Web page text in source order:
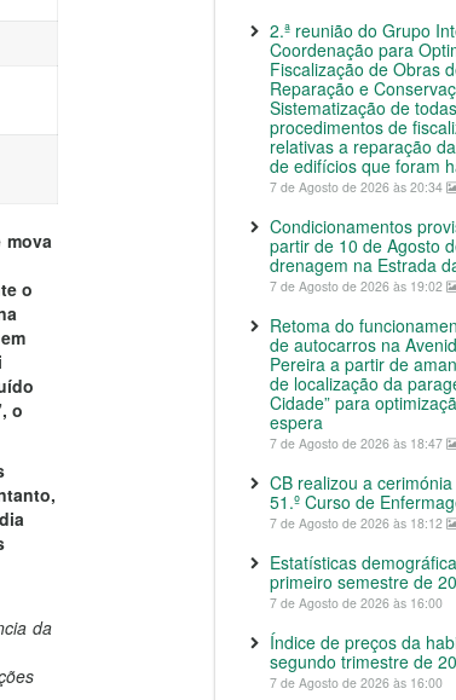
mova
o
o
da
2.ª reunião do Grupo
Coordenação para
Fiscalização de Obras
Reparação e
Sistematização de
procedimentos de
relativas a reparação
de edifícios que foram
7 de Agosto de 2026 às 20:34
Condicionamentos
partir de 10 de Agosto
drenagem na Estrada
7 de Agosto de 2026 às 19:02
Retoma do
de autocarros na
Pereira a partir de
de localização da
Cidade” para
espera
7 de Agosto de 2026 às 18:47
CB realizou a
51.º Curso de
7 de Agosto de 2026 às 18:12
Estatísticas
primeiro semestre de
7 de Agosto de 2026 às 16:00
Índice de preços da
segundo trimestre de
7 de Agosto de 2026 às 16:00